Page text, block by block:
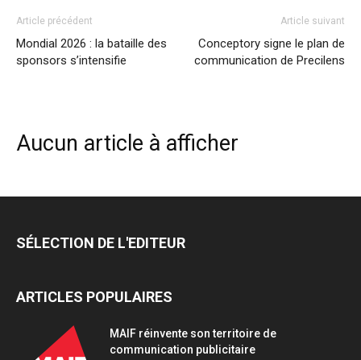
Article précédent
Mondial 2026 : la bataille des
sponsors s’intensifie
Article suivant
Conceptory signe le plan de
communication de Precilens
Aucun article à afficher
SÉLECTION DE L'EDITEUR
ARTICLES POPULAIRES
MAIF réinvente son territoire de
communication publicitaire